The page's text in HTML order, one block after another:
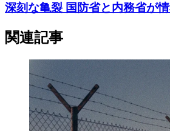
深刻な亀裂 国防省と内務省が
関連記事